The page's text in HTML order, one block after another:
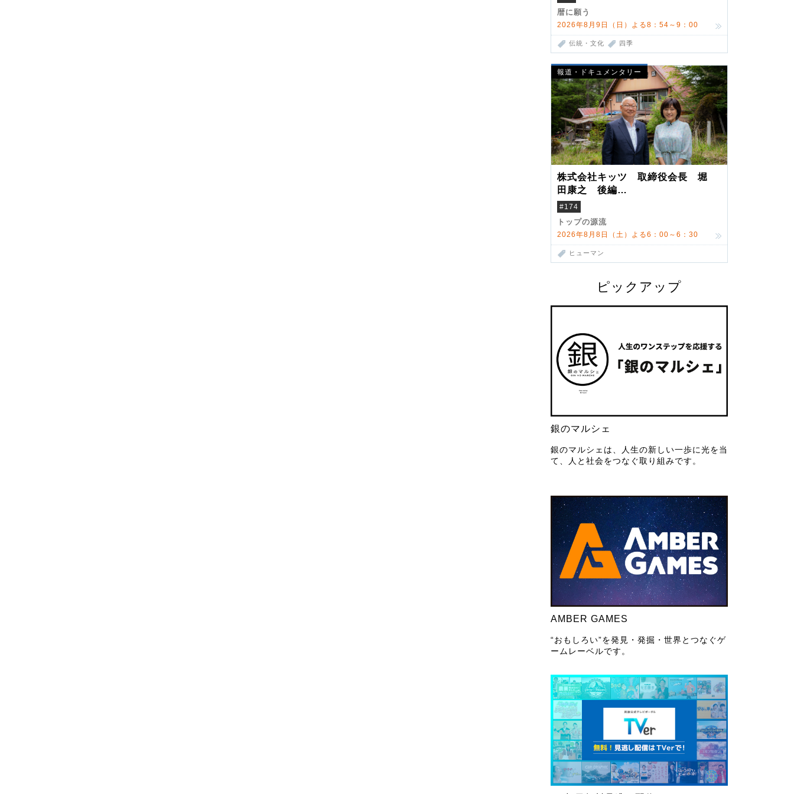
暦に願う
2026年8月9日（日）よる8：54～9：00
伝統・文化 四季
報道・ドキュメンタリー
株式会社キッツ 取締役会長 堀
田康之 後編
米国駐在でも浮かんだ八ヶ岳 山
小屋を営んだ父母
#174
トップの源流
2026年8月8日（土）よる6：00～6：30
ヒューマン
ピックアップ
銀のマルシェ
銀のマルシェは、人生の新しい一歩に光を当
て、人と社会をつなぐ取り組みです。
AMBER GAMES
“おもしろい”を発見・発掘・世界とつなぐゲ
ームレーベルです。